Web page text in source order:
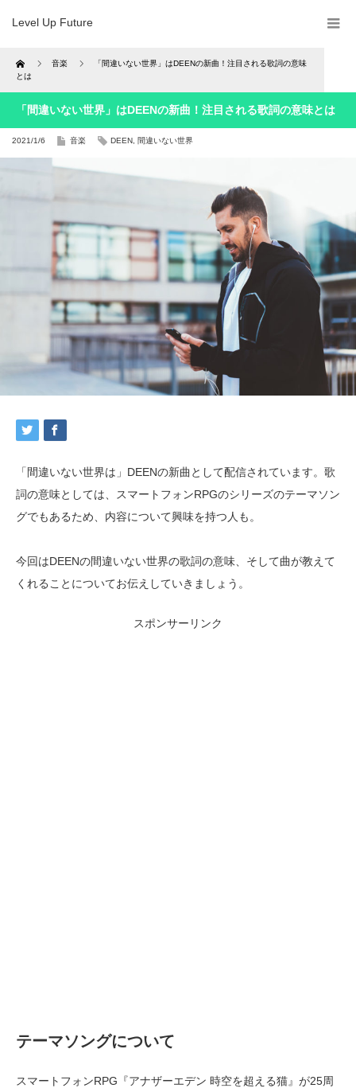
Level Up Future
Home 音楽
「間違いない世界」はDEENの新曲！注目される歌詞の意味
とは
「間違いない世界」はDEENの新曲！注目される歌詞の意味とは
2021/1/6 音楽 DEEN 間違いない世界
「間違いない世界は」DEENの新曲として配信されています。歌
詞の意味としては、スマートフォンRPGのシリーズのテーマソン
グでもあるため、内容について興味を持つ人も。
今回はDEENの間違いない世界の歌詞の意味、そして曲が教えて
くれることについてお伝えしていきましょう。
スポンサーリンク
テーマソングについて
スマートフォンRPG『アナザーエデン 時空を超える猫』が25周